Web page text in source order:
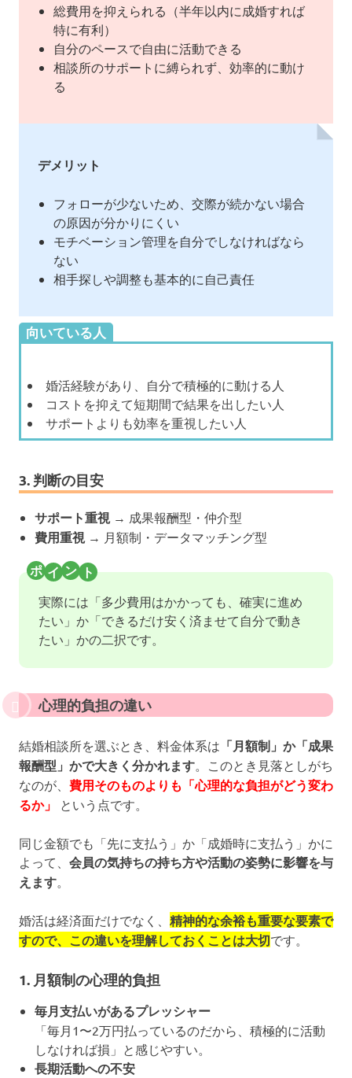
総費用を抑えられる（半年以内に成婚すれば
特に有利）
自分のペースで自由に活動できる
相談所のサポートに縛られず、効率的に動け
る
デメリット
フォローが少ないため、交際が続かない場合
の原因が分かりにくい
モチベーション管理を自分でしなければなら
ない
相手探しや調整も基本的に自己責任
向いている人
婚活経験があり、自分で積極的に動ける人
コストを抑えて短期間で結果を出したい人
サポートよりも効率を重視したい人
3. 判断の目安
サポート重視 → 成果報酬型・仲介型
費用重視 → 月額制・データマッチング型
実際には「多少費用はかかっても、確実に進め
たい」か「できるだけ安く済ませて自分で動き
たい」かの二択です。
心理的負担の違い
結婚相談所を選ぶとき、料金体系は 「月額制」か「成果
報酬型」かで大きく分かれます。このとき見落としがち
なのが、 費用そのものよりも「心理的な負担がどう変わ
るか」
という点です。
同じ金額でも「先に支払う」か「成婚時に支払う」かに
よって、 会員の気持ちの持ち方や活動の姿勢に影響を与
えます。
婚活は経済面だけでなく、 精神的な余裕も重要な要素で
すので、この違いを理解しておくことは大切です。
1. 月額制の心理的負担
毎月支払いがあるプレッシャー
「毎月1〜2万円払っているのだから、積極的に活動
しなければ損」と感じやすい。
長期活動への不安